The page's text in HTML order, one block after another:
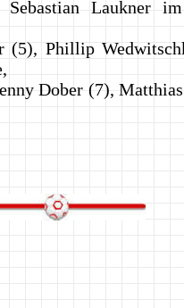
Laukner
Phillip
Dober (7), Matthias